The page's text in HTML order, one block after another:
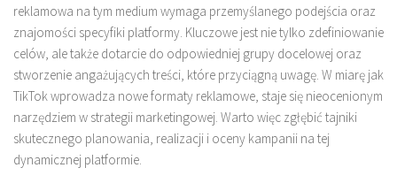
reklamowa na tym medium wymaga przemyślanego podejścia oraz
znajomości specyfiki platformy. Kluczowe jest nie tylko zdefiniowanie
celów, ale także dotarcie do odpowiedniej grupy docelowej oraz
stworzenie angażujących treści, które przyciągną uwagę. W miarę jak
TikTok wprowadza nowe formaty reklamowe, staje się nieocenionym
narzędziem w strategii marketingowej. Warto więc zgłębić tajniki
skutecznego planowania, realizacji i oceny kampanii na tej
dynamicznej platformie.